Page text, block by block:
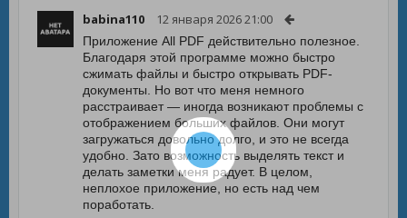
babina110 12 января 2026 21:00
Приложение All PDF действительно полезное.
Благодаря этой программе можно быстро
сжимать файлы и быстро открывать PDF-
документы. Но вот что меня немного
расстраивает — иногда возникают проблемы с
отображением больших файлов. Они могут
загружаться довольно долго, и это не всегда
удобно. Зато возможность выделять текст и
делать заметки меня радует. В целом,
неплохое приложение, но есть над чем
поработать.